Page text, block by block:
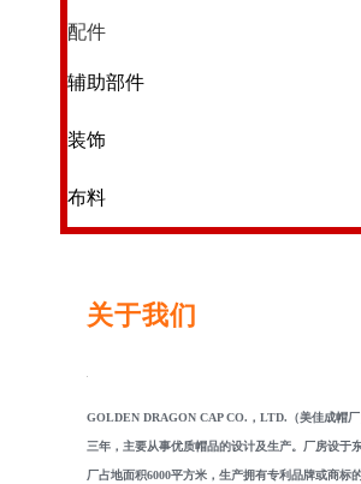
配件
辅助部件
装饰
布料
关于我们
GOLDEN DRAGON CAP CO.，LTD.（美佳成帽
三年，主要从事优质帽品的设计及生产。厂房设于
厂占地面积6000平方米，生产拥有专利品牌或商标